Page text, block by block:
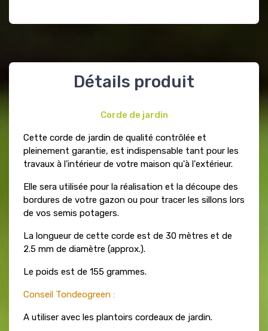
Détails produit
Corde de jardin
Cette corde de jardin de qualité contrôlée et
pleinement garantie, est indispensable tant pour les
travaux à l'intérieur de votre maison qu'à l'extérieur.
Elle sera utilisée pour la réalisation et la découpe des
bordures de votre gazon ou pour tracer les sillons lors
de vos semis potagers.
La longueur de cette corde est de 30 mètres et de
2.5 mm de diamètre (approx.).
Le poids est de 155 grammes.
Conseil Tondeogreen :
A utiliser avec les plantoirs cordeaux de jardin.